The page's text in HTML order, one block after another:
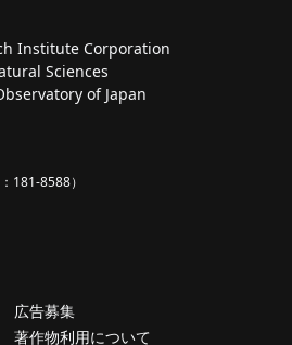
Institute Corporation
Sciences
of Japan
181-8588）
広告募集
著作物利用について